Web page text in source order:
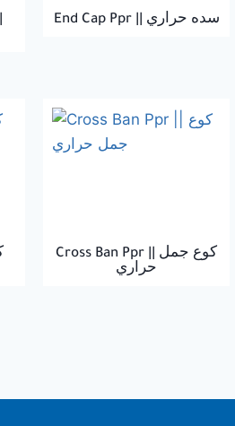
End Cap Ppr || سده حراري
Cross Ban Ppr || كوع جمل
حراري